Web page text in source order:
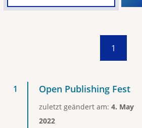
1
Open Publishing Fest
zuletzt geändert am: 4. May
2022